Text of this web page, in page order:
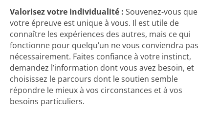
Valorisez votre individualité : Souvenez-vous que
votre épreuve est unique à vous. Il est utile de
connaître les expériences des autres, mais ce qui
fonctionne pour quelqu’un ne vous conviendra pas
nécessairement. Faites confiance à votre instinct,
demandez l’information dont vous avez besoin, et
choisissez le parcours dont le soutien semble
répondre le mieux à vos circonstances et à vos
besoins particuliers.